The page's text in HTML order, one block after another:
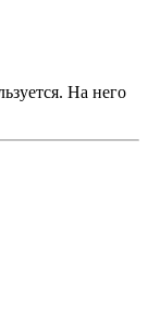
На него